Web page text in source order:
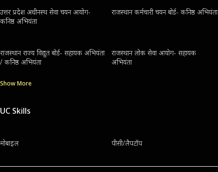
उत्तर प्रदेश अधीनस्थ सेवा चयन आयोग-
कनिष्ठ अभियंता
राजस्थान कर्मचारी चयन बोर्ड- कनिष्ठ अभियंता
राजस्थान राज्य विद्युत बोर्ड- सहायक अभियंता
/ कनिष्ठ अभियंता
राजस्थान लोक सेवा आयोग- सहायक
अभियंता
Show More
UC Skills
मोबाइल पीसी/लैपटॉप